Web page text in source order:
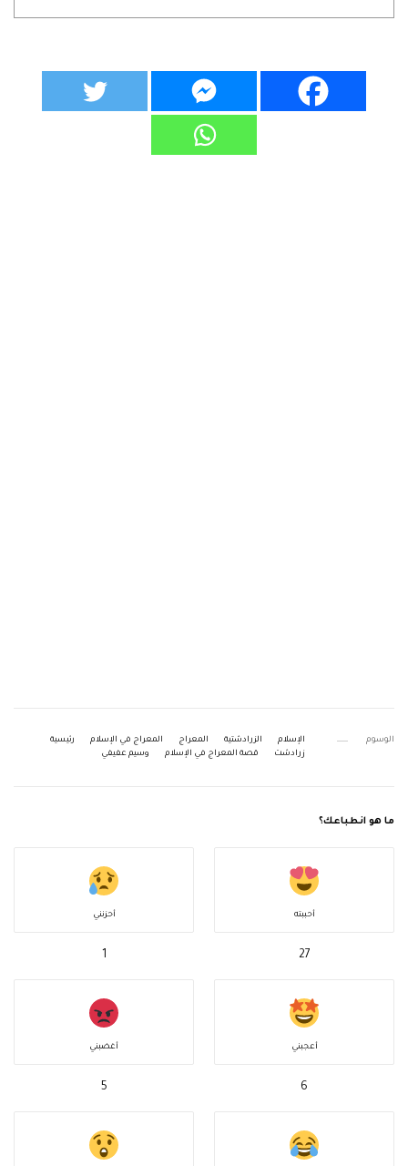
الوسوم الإسلام الزرادشتية المعراج المعراج في الإسلام
رئيسية
زرادشت
قصة المعراج في الإسلام وسيم عفيفي
ما هو انطباعك؟
أحببته
27
أحزنني
1
أعجبني
6
أغضبني
5